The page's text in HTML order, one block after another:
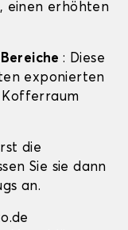
einen erhöhten
: Diese
exponierten
Kofferraum
die
Sie sie dann
an.